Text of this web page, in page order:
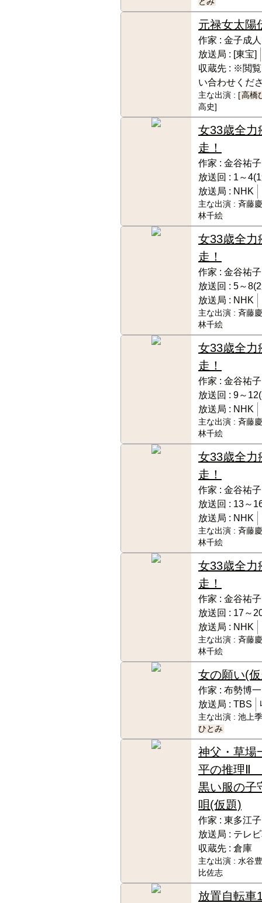
元禄女太陽
作家 : 金子成人
放送局 : [東宝]
収蔵先 : ※閲覧
い合わせくだ
主な出演 : [高橋
高史]
女33歳全力
走！
作家 : 金谷祐子
放送回 : 1～
放送局 : NHK
主な出演 : 斉藤
林千絵
女33歳全力
走！
作家 : 金谷祐子
放送回 : 5～
放送局 : NHK
主な出演 : 斉藤
林千絵
女33歳全力
走！
作家 : 金谷祐子
放送回 : 9～
放送局 : NHK
主な出演 : 斉藤
林千絵
女33歳全力
走！
作家 : 金谷祐子
放送回 : 13～
放送局 : NHK
主な出演 : 斉藤
林千絵
女33歳全力
走！
作家 : 金谷祐子
放送回 : 17～
放送局 : NHK
主な出演 : 斉藤
林千絵
女の願い(
作家 : 布勢博一
放送局 : TBS
主な出演 : 池上
ひとみ
神父・草場
平の推理Ⅱ
黒い服の子
唄(仮題)
作家 : 東多江子
放送局 : テレ
収蔵先 : 倉庫
主な出演 : 水谷
比佐志
放置自転車